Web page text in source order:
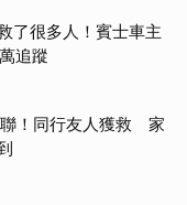
了很多人！賓士車主
追蹤
！同行友人獲救 家